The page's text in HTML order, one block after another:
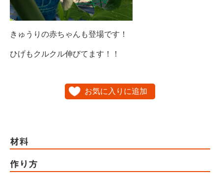
きゅうりの赤ちゃんも登場です！
ひげもクルクル伸びてます！！
お気に入りに追加
材料
作り方